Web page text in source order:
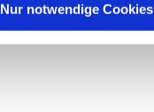
Nur notwendige Cookies